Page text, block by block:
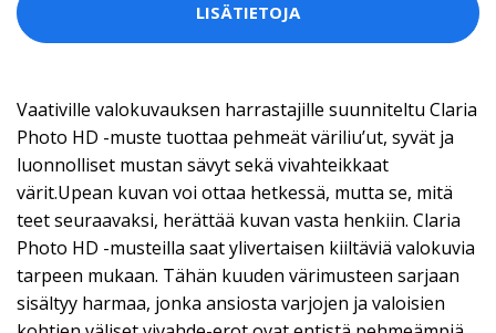
LISÄTIETOJA
Vaativille valokuvauksen harrastajille suunniteltu Claria
Photo HD -muste tuottaa pehmeät väriliu’ut, syvät ja
luonnolliset mustan sävyt sekä vivahteikkaat
värit.Upean kuvan voi ottaa hetkessä, mutta se, mitä
teet seuraavaksi, herättää kuvan vasta henkiin. Claria
Photo HD -musteilla saat ylivertaisen kiiltäviä valokuvia
tarpeen mukaan. Tähän kuuden värimusteen sarjaan
sisältyy harmaa, jonka ansiosta varjojen ja valoisien